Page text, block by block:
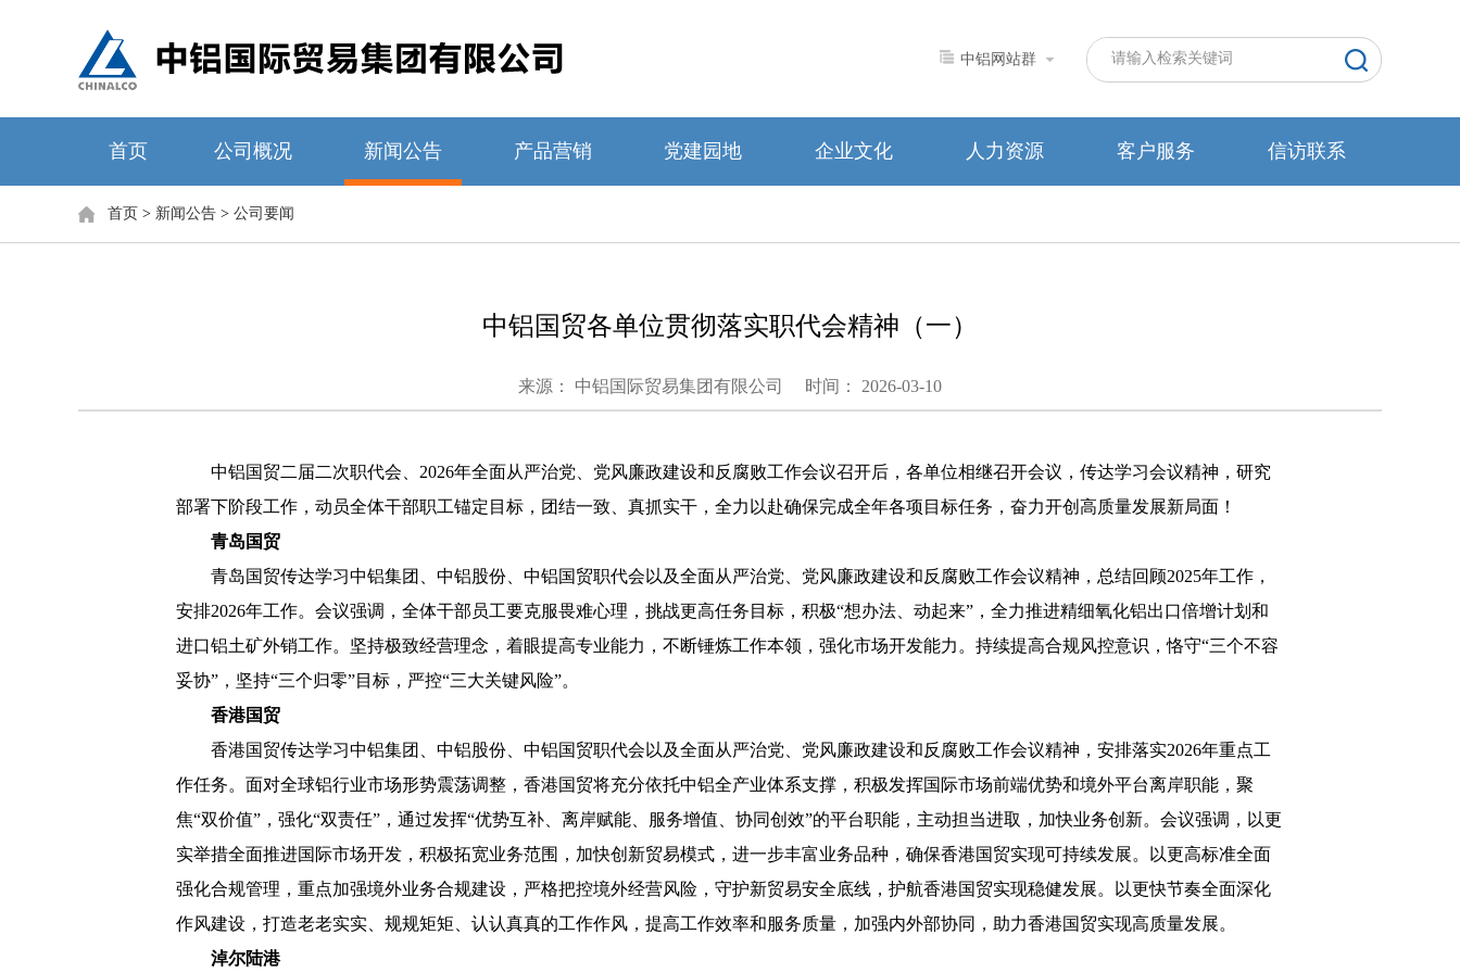
中铝网站群
首页 公司概况 新闻公告 产品营销 党建园地 企业文化 人力资源 客户服务 信访联系
首页 > 新闻公告 > 公司要闻
中铝国贸各单位贯彻落实职代会精神（一）
来源： 中铝国际贸易集团有限公司 时间： 2026-03-10
中铝国贸二届二次职代会、2026年全面从严治党、党风廉政建设和反腐败工作会议召开后，各单位相继召开会议，传达学习会议精神，研究
部署下阶段工作，动员全体干部职工锚定目标，团结一致、真抓实干，全力以赴确保完成全年各项目标任务，奋力开创高质量发展新局面！
青岛国贸
青岛国贸传达学习中铝集团、中铝股份、中铝国贸职代会以及全面从严治党、党风廉政建设和反腐败工作会议精神，总结回顾2025年工作，
安排2026年工作。会议强调，全体干部员工要克服畏难心理，挑战更高任务目标，积极“想办法、动起来”，全力推进精细氧化铝出口倍增计划和
进口铝土矿外销工作。坚持极致经营理念，着眼提高专业能力，不断锤炼工作本领，强化市场开发能力。持续提高合规风控意识，恪守“三个不容
妥协”，坚持“三个归零”目标，严控“三大关键风险”。
香港国贸
香港国贸传达学习中铝集团、中铝股份、中铝国贸职代会以及全面从严治党、党风廉政建设和反腐败工作会议精神，安排落实2026年重点工
作任务。面对全球铝行业市场形势震荡调整，香港国贸将充分依托中铝全产业体系支撑，积极发挥国际市场前端优势和境外平台离岸职能，聚
焦“双价值”，强化“双责任”，通过发挥“优势互补、离岸赋能、服务增值、协同创效”的平台职能，主动担当进取，加快业务创新。会议强调，以更
实举措全面推进国际市场开发，积极拓宽业务范围，加快创新贸易模式，进一步丰富业务品种，确保香港国贸实现可持续发展。以更高标准全面
强化合规管理，重点加强境外业务合规建设，严格把控境外经营风险，守护新贸易安全底线，护航香港国贸实现稳健发展。以更快节奏全面深化
作风建设，打造老老实实、规规矩矩、认认真真的工作作风，提高工作效率和服务质量，加强内外部协同，助力香港国贸实现高质量发展。
淖尔陆港